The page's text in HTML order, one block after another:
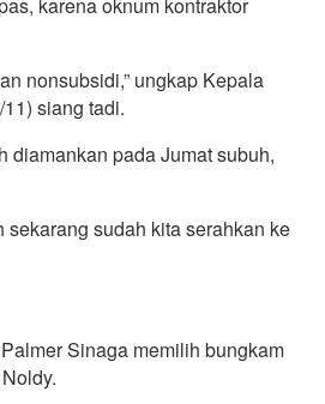
karena oknum kontraktor
nonsubsidi,” ungkap Kepala
siang tadi.
diamankan pada Jumat subuh,
sudah kita serahkan ke
Sinaga memilih bungkam